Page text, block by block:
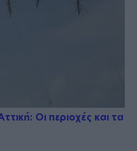
Οι περιοχές και τα